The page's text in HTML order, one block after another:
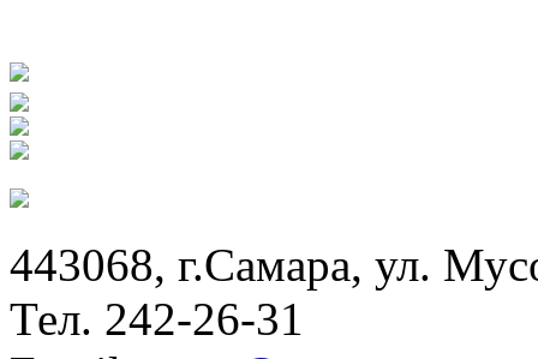
443068, г.Самара, ул.
Тел. 242-26-31